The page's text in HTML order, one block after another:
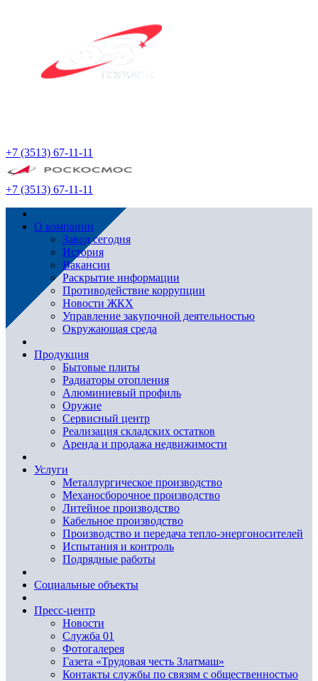
+7 (3513) 67-11-11
+7 (3513) 67-11-11
О компании
Завод сегодня
История
Вакансии
Раскрытие информации
Противодействие коррупции
Новости ЖКХ
Управление закупочной деятельностью
Окружающая среда
Продукция
Бытовые плиты
Радиаторы отопления
Алюминиевый профиль
Оружие
Сервисный центр
Реализация складских остатков
Аренда и продажа недвижимости
Услуги
Металлургическое производство
Механосборочное производство
Литейное производство
Кабельное производство
Производство и передача тепло-энергоносителей
Испытания и контроль
Подрядные работы
Социальные объекты
Пресс-центр
Новости
Служба 01
Фотогалерея
Газета «Трудовая честь Златмаш»
Контакты службы по связям с общественностью